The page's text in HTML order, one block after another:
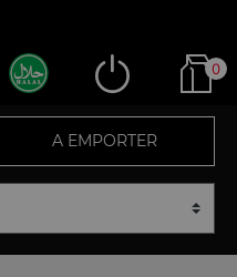
0
A EMPORTER